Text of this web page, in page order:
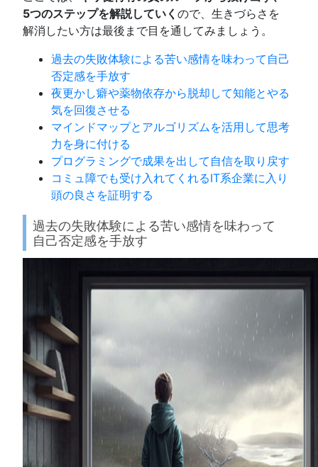
5つのステップを解説していく ので、生きづらさを
解消したい方は最後まで目を通してみましょう。
過去の失敗体験による苦い感情を味わって自己
否定感を手放す
夜更かし癖や薬物依存から脱却して知能とやる
気を回復させる
マインドマップとアルゴリズムを活用して思考
力を身に付ける
プログラミングで成果を出して自信を取り戻す
コミュ障でも受け入れてくれるIT系企業に入り
頭の良さを証明する
過去の失敗体験による苦い感情を味わって
自己否定感を手放す